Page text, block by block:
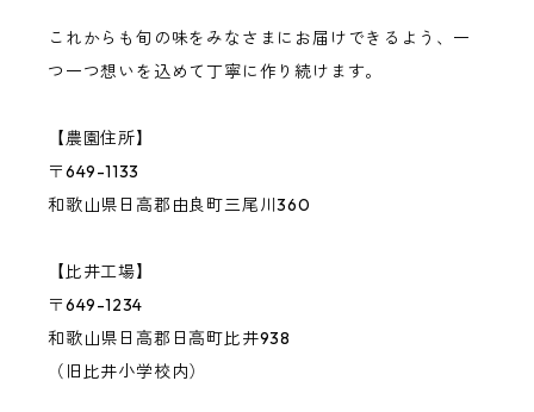
これからも旬の味をみなさまにお届けできるよう、一
つ一つ想いを込めて丁寧に作り続けます。
【農園住所】
〒649-1133
和歌山県日高郡由良町三尾川360
【比井工場】
〒649-1234
和歌山県日高郡日高町比井938
（旧比井小学校内）